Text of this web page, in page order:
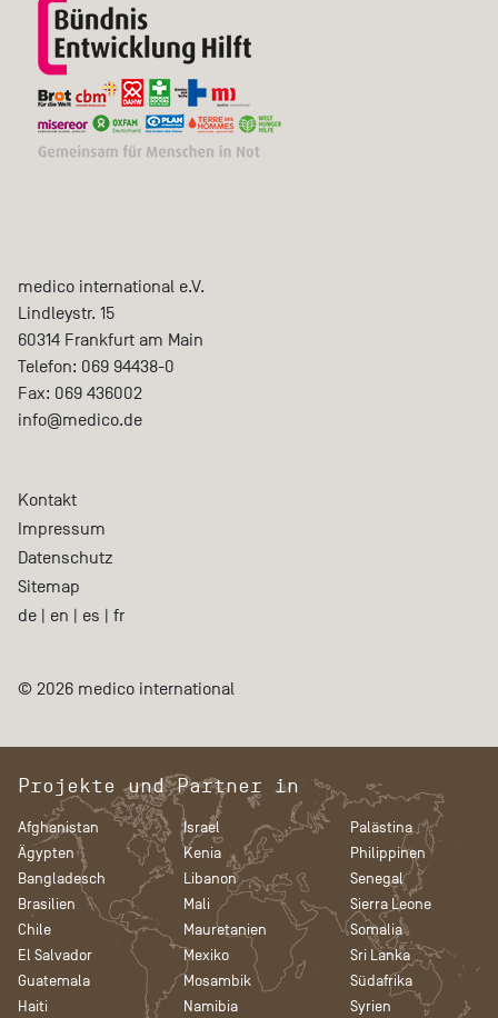
medico international e.V.
Lindleystr. 15
60314 Frankfurt am Main
Telefon: 069 94438-0
Fax: 069 436002
info@medico.de
Kontakt
Impressum
Datenschutz
Sitemap
de | en | es | fr
© 2026 medico international
Projekte und Partner in
Afghanistan
Ägypten
Bangladesch
Brasilien
Chile
El Salvador
Guatemala
Haiti
Israel
Kenia
Libanon
Mali
Mauretanien
Mexiko
Mosambik
Namibia
Palästina
Philippinen
Senegal
Sierra Leone
Somalia
Sri Lanka
Südafrika
Syrien